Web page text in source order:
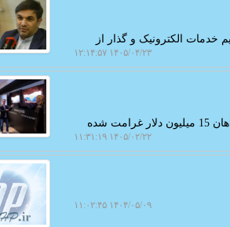
خدمات الکترونیک و گذار از
۱۴۰۵/۰۴/۲۳ ۱۲:۱۴:۵۷
به گزارش اچ پی، یک خواننده انگلیسی ضد سامسونگ الکترونیکس شکایت کرده و خواهان 15 میلیون دلار غرامت شده
۱۴۰۵/۰۲/۲۲ ۱۱:۳۱:۱۹
۱۴۰۴/۰۵/۰۹ ۱۱:۰۲:۴۵